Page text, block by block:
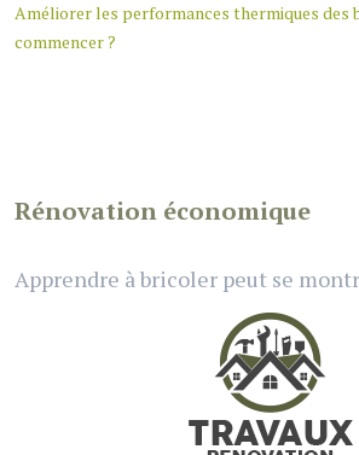
Améliorer les performances thermiques des
commencer ?
Rénovation économique
Apprendre à bricoler peut se